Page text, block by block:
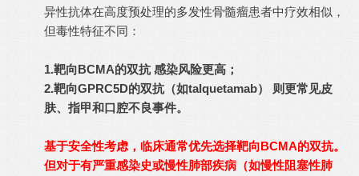
异性抗体在高度预处理的多发性骨髓瘤患者中疗效相似，
但毒性特征不同：
1.靶向BCMA的双抗 感染风险更高；
2.靶向GPRC5D的双抗（如talquetamab） 则更常见皮
肤、指甲和口腔不良事件。
基于安全性考虑，临床通常优先选择靶向BCMA的双抗。
但对于有严重感染史或慢性肺部疾病（如慢性阻塞性肺